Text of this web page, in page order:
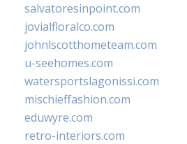
salvatoresinpoint.com
jovialfloralco.com
johnlscotthometeam.com
u-seehomes.com
watersportslagonissi.com
mischieffashion.com
eduwyre.com
retro-interiors.com